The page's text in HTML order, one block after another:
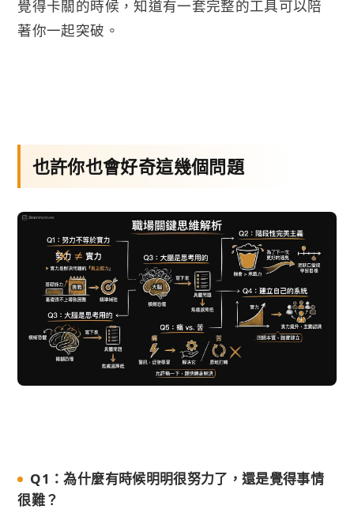
覺得卡關的時候，知道有一套完整的工具可以陪
著你一起突破。
也許你也會好奇這幾個問題
Q1：為什麼有時候明明很努力了，還是覺得事情
很難？